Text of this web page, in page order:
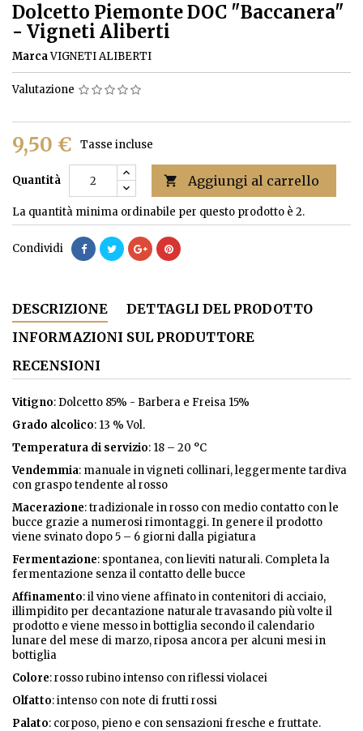
Dolcetto Piemonte DOC "Baccanera"
- Vigneti Aliberti
MarcaVIGNETI ALIBERTI
Valutazione
9,50 € Tasse incluse
Quantità  Aggiungi al carrello
La quantità minima ordinabile per questo prodotto è 2.
Condividi
DESCRIZIONE
DETTAGLI DEL PRODOTTO
INFORMAZIONI SUL PRODUTTORE
RECENSIONI
Vitigno: Dolcetto 85% - Barbera e Freisa 15%
Grado alcolico: 13 % Vol.
Temperatura di servizio: 18 – 20 °C
Vendemmia: manuale in vigneti collinari, leggermente tardiva
con graspo tendente al rosso
Macerazione: tradizionale in rosso con medio contatto con le
bucce grazie a numerosi rimontaggi. In genere il prodotto
viene svinato dopo 5 – 6 giorni dalla pigiatura
Fermentazione: spontanea, con lieviti naturali. Completa la
fermentazione senza il contatto delle bucce
Affinamento: il vino viene affinato in contenitori di acciaio,
illimpidito per decantazione naturale travasando più volte il
prodotto e viene messo in bottiglia secondo il calendario
lunare del mese di marzo, riposa ancora per alcuni mesi in
bottiglia
Colore: rosso rubino intenso con riflessi violacei
Olfatto: intenso con note di frutti rossi
Palato: corposo, pieno e con sensazioni fresche e fruttate.